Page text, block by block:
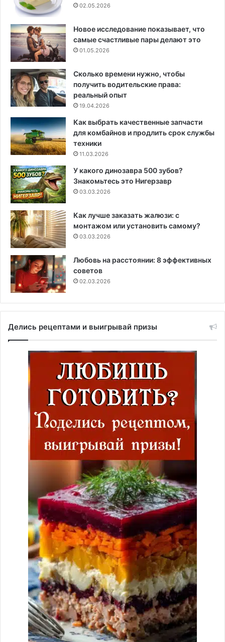
02.05.2026
Новое исследование показывает, что
самые счастливые пары делают это
01.05.2026
Сколько времени нужно, чтобы
получить водительские права:
реальный опыт
19.04.2026
Как выбрать качественные запчасти
для комбайнов и продлить срок службы
техники
11.03.2026
У какого динозавра 500 зубов?
Знакомьтесь это Нигерзавр
03.03.2026
Как лучше заказать жалюзи: с
монтажом или установить самому?
03.03.2026
Любовь на расстоянии: 8 эффективных
советов
02.03.2026
Делись рецептами и выигрывай призы